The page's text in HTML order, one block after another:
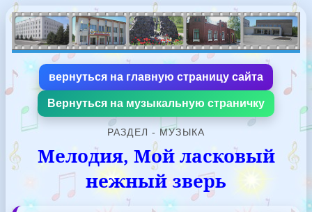
вернуться на главную страницу сайта
Вернуться на музыкальную страничку
РАЗДЕЛ - МУЗЫКА
Мелодия, Мой ласковый
нежный зверь